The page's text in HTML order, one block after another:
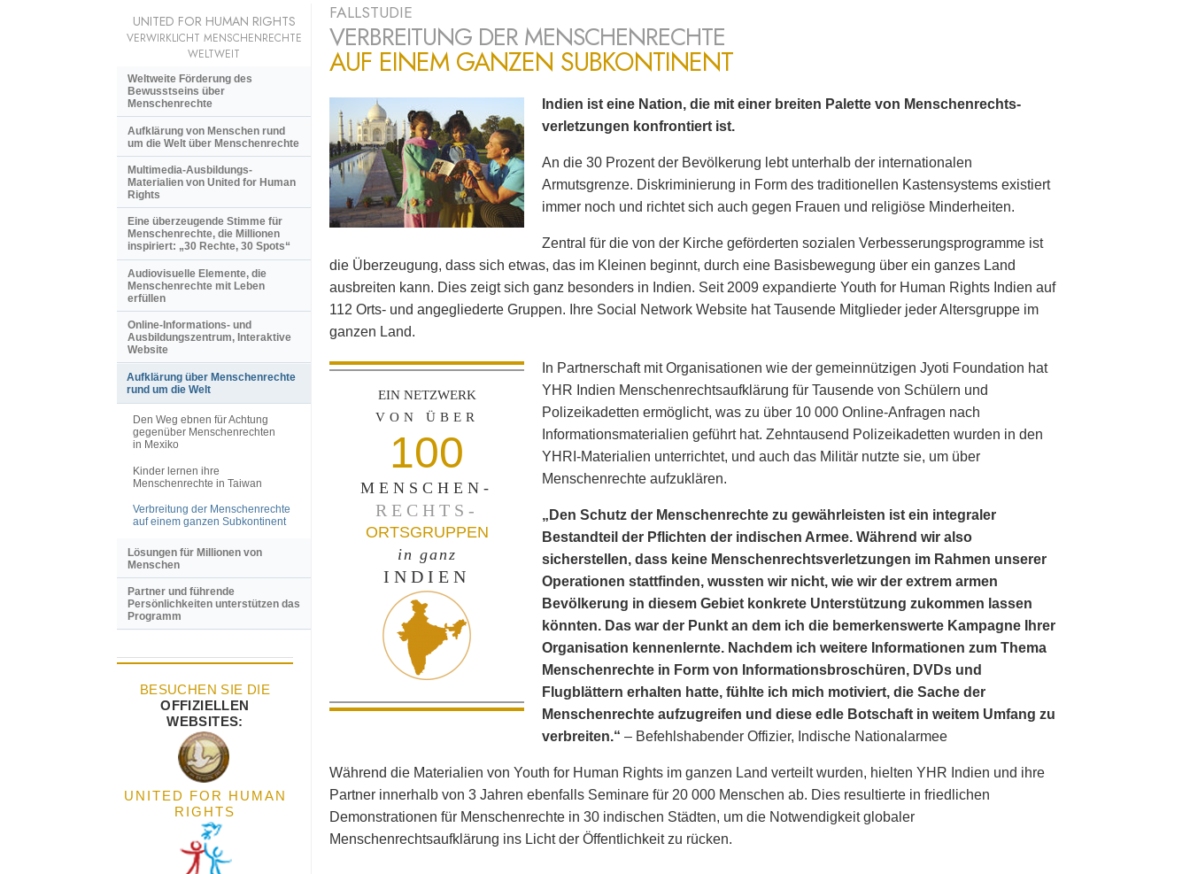
FALLSTUDIE
VERBREITUNG DER MENSCHENRECHTE
AUF EINEM GANZEN SUBKONTINENT
Indien ist eine Nation, die mit einer breiten Palette von Menschenrechts­
verletzungen konfrontiert ist.
An die 30 Prozent der Bevölkerung lebt unterhalb der internationalen
Armutsgrenze. Diskriminierung in Form des traditionellen Kastensystems existiert
immer noch und richtet sich auch gegen Frauen und religiöse Minderheiten.
Zentral für die von der Kirche geförderten sozialen Verbesserungsprogramme ist
die Überzeugung, dass sich etwas, das im Kleinen beginnt, durch eine Basisbewegung über ein ganzes Land
ausbreiten kann. Dies zeigt sich ganz besonders in Indien. Seit 2009 expandierte Youth for Human Rights Indien auf
112 Orts- und angegliederte Gruppen. Ihre Social Network Website hat Tausende Mitglieder jeder Altersgruppe im
ganzen Land.
EIN NETZWERK
VON ÜBER
100
MENSCHEN-
RECHTS-
ORTSGRUPPEN
in ganz
INDIEN
In Partnerschaft mit Organisationen wie der gemeinnützigen Jyoti Foundation hat
YHR Indien Menschenrechtsaufklärung für Tausende von Schülern und
Polizeikadetten ermöglicht, was zu über 10 000 Online-Anfragen nach
Informationsmaterialien geführt hat. Zehntausend Polizeikadetten wurden in den
YHRI-Materialien unterrichtet, und auch das Militär nutzte sie, um über
Menschenrechte aufzuklären.
„Den Schutz der Menschenrechte zu gewährleisten ist ein integraler
Bestandteil der Pflichten der indischen Armee. Während wir also
sicherstellen, dass keine Menschenrechtsverletzungen im Rahmen unserer
Operationen stattfinden, wussten wir nicht, wie wir der extrem armen
Bevölkerung in diesem Gebiet konkrete Unterstützung zukommen lassen
könnten. Das war der Punkt an dem ich die bemerkenswerte Kampagne Ihrer
Organisation kennenlernte. Nachdem ich weitere Informationen zum Thema
Menschenrechte in Form von Informationsbroschüren, DVDs und
Flugblättern erhalten hatte, fühlte ich mich motiviert, die Sache der
Menschenrechte aufzugreifen und diese edle Botschaft in weitem Umfang zu
verbreiten.“ – Befehlshabender Offizier, Indische Nationalarmee
Während die Materialien von Youth for Human Rights im ganzen Land verteilt wurden, hielten YHR Indien und ihre
Partner innerhalb von 3 Jahren ebenfalls Seminare für 20 000 Menschen ab. Dies resultierte in friedlichen
Demonstrationen für Menschenrechte in 30 indischen Städten, um die Notwendigkeit globaler
Menschenrechtsaufklärung ins Licht der Öffentlichkeit zu rücken.
UNITED FOR HUMAN RIGHTS
VERWIRKLICHT MENSCHENRECHTE
WELTWEIT
Weltweite Förderung des
Bewusstseins über
Menschenrechte
Aufklärung von Menschen rund
um die Welt über Menschenrechte
Multimedia-Ausbildungs-
Materialien von United for Human
Rights
Eine überzeugende Stimme für
Menschenrechte, die Millionen
inspiriert: „30 Rechte, 30 Spots“
Audiovisuelle Elemente, die
Menschenrechte mit Leben
erfüllen
Online-Informations- und
Ausbildungszentrum, Interaktive
Website
Aufklärung über Menschenrechte
rund um die Welt
Den Weg ebnen für Achtung
gegenüber Menschenrechten
in Mexiko
Kinder lernen ihre
Menschenrechte in Taiwan
Verbreitung der Menschenrechte
auf einem ganzen Subkontinent
Lösungen für Millionen von
Menschen
Partner und führende
Persönlichkeiten unterstützen das
Programm
BESUCHEN SIE DIE
OFFIZIELLEN
WEBSITES:
UNITED FOR HUMAN
RIGHTS